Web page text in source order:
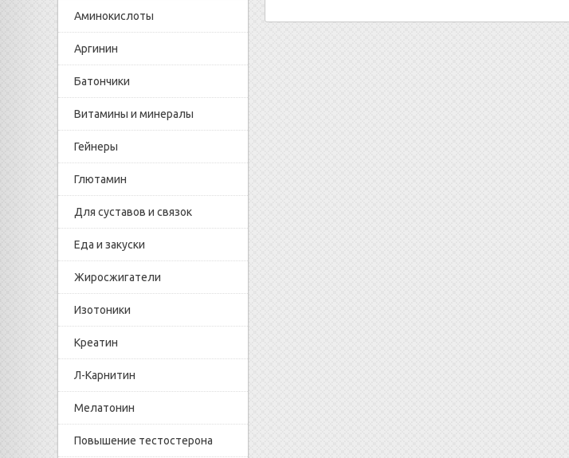
Аминокислоты
Аргинин
Батончики
Витамины и минералы
Гейнеры
Глютамин
Для суставов и связок
Еда и закуски
Жиросжигатели
Изотоники
Креатин
Л-Карнитин
Мелатонин
Повышение тестостерона